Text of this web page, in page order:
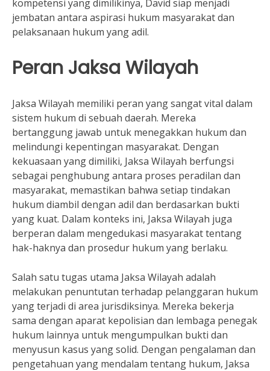
kompetensi yang dimilikinya, David siap menjadi
jembatan antara aspirasi hukum masyarakat dan
pelaksanaan hukum yang adil.
Peran Jaksa Wilayah
Jaksa Wilayah memiliki peran yang sangat vital dalam
sistem hukum di sebuah daerah. Mereka
bertanggung jawab untuk menegakkan hukum dan
melindungi kepentingan masyarakat. Dengan
kekuasaan yang dimiliki, Jaksa Wilayah berfungsi
sebagai penghubung antara proses peradilan dan
masyarakat, memastikan bahwa setiap tindakan
hukum diambil dengan adil dan berdasarkan bukti
yang kuat. Dalam konteks ini, Jaksa Wilayah juga
berperan dalam mengedukasi masyarakat tentang
hak-haknya dan prosedur hukum yang berlaku.
Salah satu tugas utama Jaksa Wilayah adalah
melakukan penuntutan terhadap pelanggaran hukum
yang terjadi di area jurisdiksinya. Mereka bekerja
sama dengan aparat kepolisian dan lembaga penegak
hukum lainnya untuk mengumpulkan bukti dan
menyusun kasus yang solid. Dengan pengalaman dan
pengetahuan yang mendalam tentang hukum, Jaksa